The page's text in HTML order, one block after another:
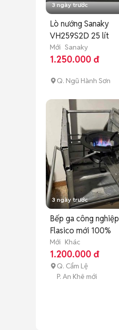
3 ngày trước
Lò nướng Sanaky
VH259S2D 25 lít
Mới Sanaky
1.250.000 đ
Q. Ngũ Hành Sơn
3 ngày trước
Bếp ga công nghiệp
Flasico mới 100%
Mới Khác
1.200.000 đ
Q. Cẩm Lệ
P. An Khê mới